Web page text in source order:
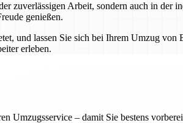
zuverlässigen Arbeit, sondern auch in
genießen.
und lassen Sie sich bei Ihrem Umzug
erleben.
Umzugsservice – damit Sie bestens